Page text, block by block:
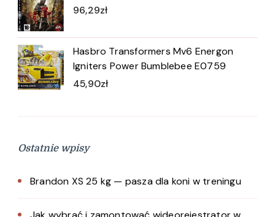
96,29zł
Hasbro Transformers Mv6 Energon
Igniters Power Bumblebee E0759
45,90zł
Ostatnie wpisy
Brandon XS 25 kg — pasza dla koni w treningu